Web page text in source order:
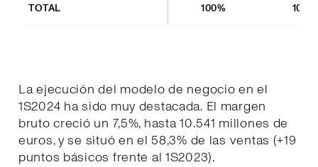
TOTAL 100% 100%
La ejecución del modelo de negocio en el
1S2024 ha sido muy destacada. El margen
bruto creció un 7,5%, hasta 10.541 millones de
euros, y se situó en el 58,3% de las ventas (+19
puntos básicos frente al 1S2023).